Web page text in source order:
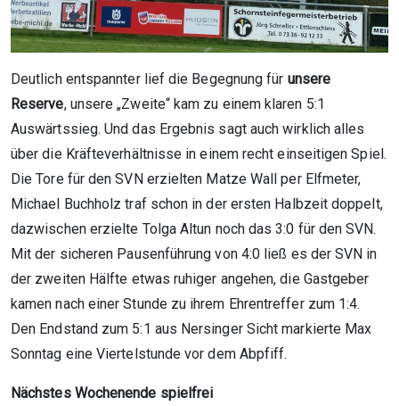
Deutlich entspannter lief die Begegnung für unsere
Reserve, unsere „Zweite“ kam zu einem klaren 5:1
Auswärtssieg. Und das Ergebnis sagt auch wirklich alles
über die Kräfteverhältnisse in einem recht einseitigen Spiel.
Die Tore für den SVN erzielten Matze Wall per Elfmeter,
Michael Buchholz traf schon in der ersten Halbzeit doppelt,
dazwischen erzielte Tolga Altun noch das 3:0 für den SVN.
Mit der sicheren Pausenführung von 4:0 ließ es der SVN in
der zweiten Hälfte etwas ruhiger angehen, die Gastgeber
kamen nach einer Stunde zu ihrem Ehrentreffer zum 1:4.
Den Endstand zum 5:1 aus Nersinger Sicht markierte Max
Sonntag eine Viertelstunde vor dem Abpfiff.
Nächstes Wochenende spielfrei